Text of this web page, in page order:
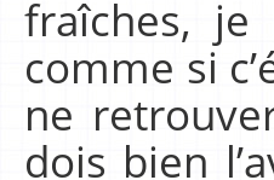
fraîches, je
comme si
ne
dois bien